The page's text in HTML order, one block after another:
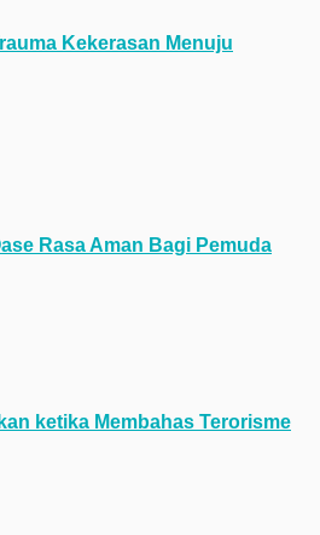
Kekerasan Menuju
Rasa Aman Bagi Pemuda
ketika Membahas Terorisme